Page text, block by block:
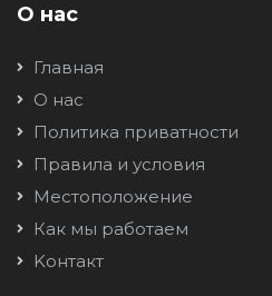
О нас
Главная
О нас
Политика приватности
Правила и условия
Местоположение
Как мы работаем
Kонтакт